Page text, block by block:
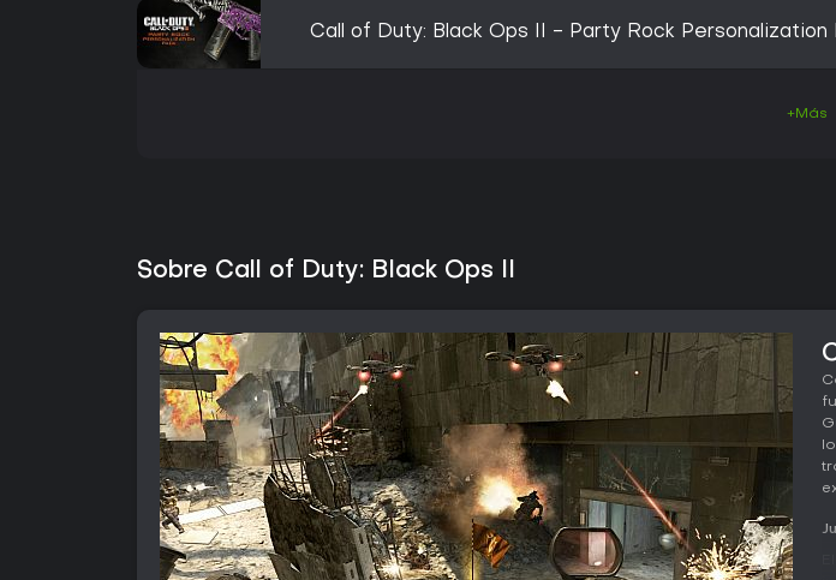
Call of Duty: Black Ops II - Party Rock Personalization
+Más
Sobre Call of Duty: Black Ops II